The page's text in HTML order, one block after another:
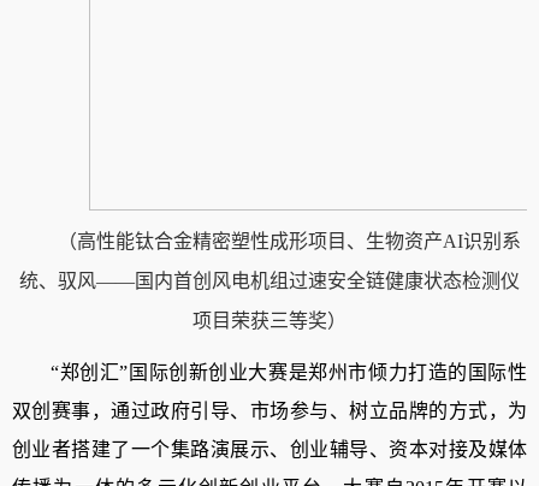
（高性能钛合金精密塑性成形项目、生物资产AI识别系
统、驭风——国内首创风电机组过速安全链健康状态检测仪
项目 荣获三等奖）
“郑创汇” 国际创新创业大赛是郑州市倾力打造的国际性
双创赛事，通过政府引导、市场参与、树立品牌的方式，为
创业者搭建了一个集路演展示、创业辅导、资本对接及媒体